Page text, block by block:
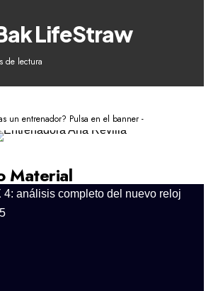
LifeStraw
de lectura
un entrenador? Pulsa en el banner -
Material